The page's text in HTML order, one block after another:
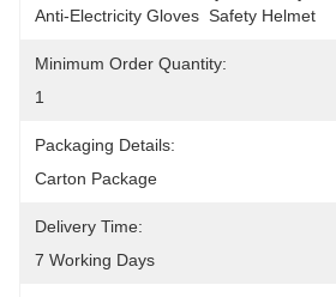
Anti-Electricity Gloves  Safety Helmet
Minimum Order Quantity:
1
Packaging Details:
Carton Package
Delivery Time:
7 Working Days